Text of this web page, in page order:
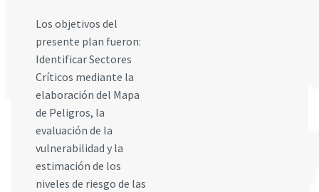
Los objetivos del
presente plan fueron:
Identificar Sectores
Críticos mediante la
elaboración del Mapa
de Peligros, la
evaluación de la
vulnerabilidad y la
estimación de los
niveles de riesgo de las